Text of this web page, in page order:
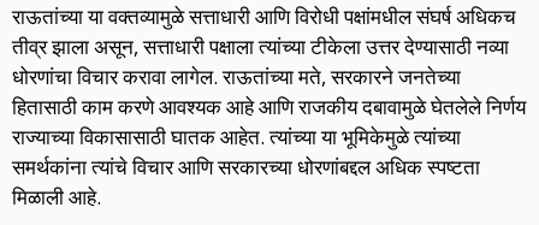
राऊतांच्या या वक्तव्यामुळे सत्ताधारी आणि विरोधी पक्षांमधील संघर्ष अधिकच
तीव्र झाला असून, सत्ताधारी पक्षाला त्यांच्या टीकेला उत्तर देण्यासाठी नव्या
धोरणांचा विचार करावा लागेल. राऊतांच्या मते, सरकारने जनतेच्या
हितासाठी काम करणे आवश्यक आहे आणि राजकीय दबावामुळे घेतलेले निर्णय
राज्याच्या विकासासाठी घातक आहेत. त्यांच्या या भूमिकेमुळे त्यांच्या
समर्थकांना त्यांचे विचार आणि सरकारच्या धोरणांबद्दल अधिक स्पष्टता
मिळाली आहे.